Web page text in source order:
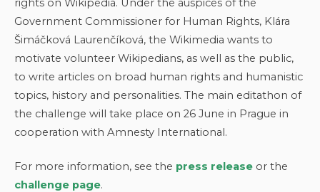
rights on Wikipedia. Under the auspices of the
Government Commissioner for Human Rights, Klára
Šimáčková Laurenčíková, the Wikimedia wants to
motivate volunteer Wikipedians, as well as the public,
to write articles on broad human rights and humanistic
topics, history and personalities. The main editathon of
the challenge will take place on 26 June in Prague in
cooperation with Amnesty International.
For more information, see the press release or the
challenge page.